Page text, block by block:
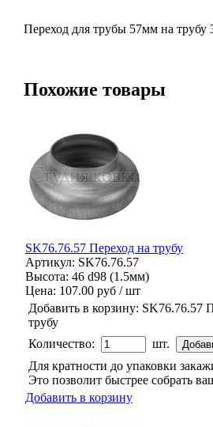
Переход для трубы 57мм на трубу
Похожие товары
SK76.76.57 Переход на трубу
Артикул: SK76.76.57
Высота: 46 d98 (1.5мм)
Цена: 107.00 руб / шт
Добавить в корзину: SK76.76.57
трубу
Количество:
шт.
Для кратности до упаковки
Это позволит быстрее собрать
Добавить в корзину